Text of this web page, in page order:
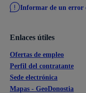
Informar de un error
Enlaces útiles
Ofertas de empleo
Perfil del contratante
Sede electrónica
Mapas - GeoDonostia